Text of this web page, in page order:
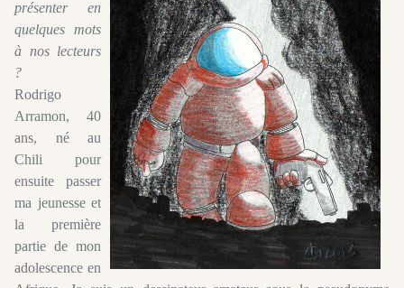
présenter en
quelques mots
à nos lecteurs
?
Rodrigo
Arramon, 40
ans, né au
Chili pour
ensuite passer
ma jeunesse et
la première
partie de mon
adolescence en